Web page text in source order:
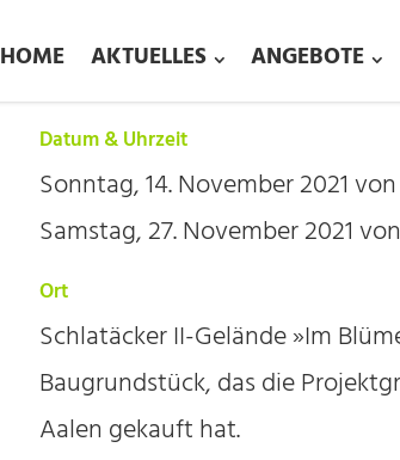
HOME AKTUELLES ANGEBOTE
Datum & Uhrzeit
Sonntag, 14. November 2021
Samstag, 27. November 2021
Ort
Schlatäcker II-Gelände »Im
Baugrundstück, das die
Aalen gekauft hat.